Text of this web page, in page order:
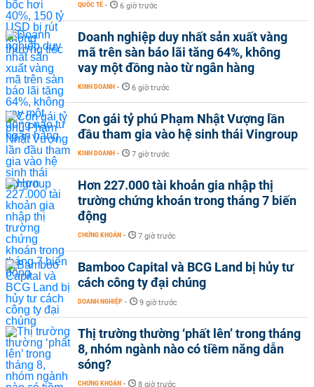
QUỐC TẾ - 6 giờ trước
Doanh nghiệp duy nhất sản xuất vàng
mã trên sàn báo lãi tăng 64%, không
vay một đồng nào từ ngân hàng
KINH DOANH - 6 giờ trước
Con gái tỷ phú Phạm Nhật Vượng lần
đầu tham gia vào hệ sinh thái Vingroup
KINH DOANH - 7 giờ trước
Hơn 227.000 tài khoản gia nhập thị
trường chứng khoán trong tháng 7 biến
động
CHỨNG KHOÁN - 7 giờ trước
Bamboo Capital và BCG Land bị hủy tư
cách công ty đại chúng
DOANH NGHIỆP - 9 giờ trước
Thị trường thường ‘phất lên’ trong tháng
8, nhóm ngành nào có tiềm năng dẫn
sóng?
CHỨNG KHOÁN - 8 giờ trước